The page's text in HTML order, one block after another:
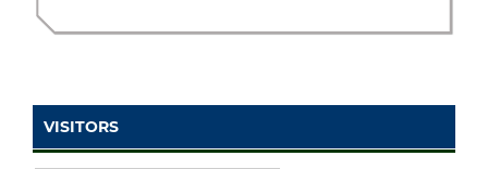
VISITORS